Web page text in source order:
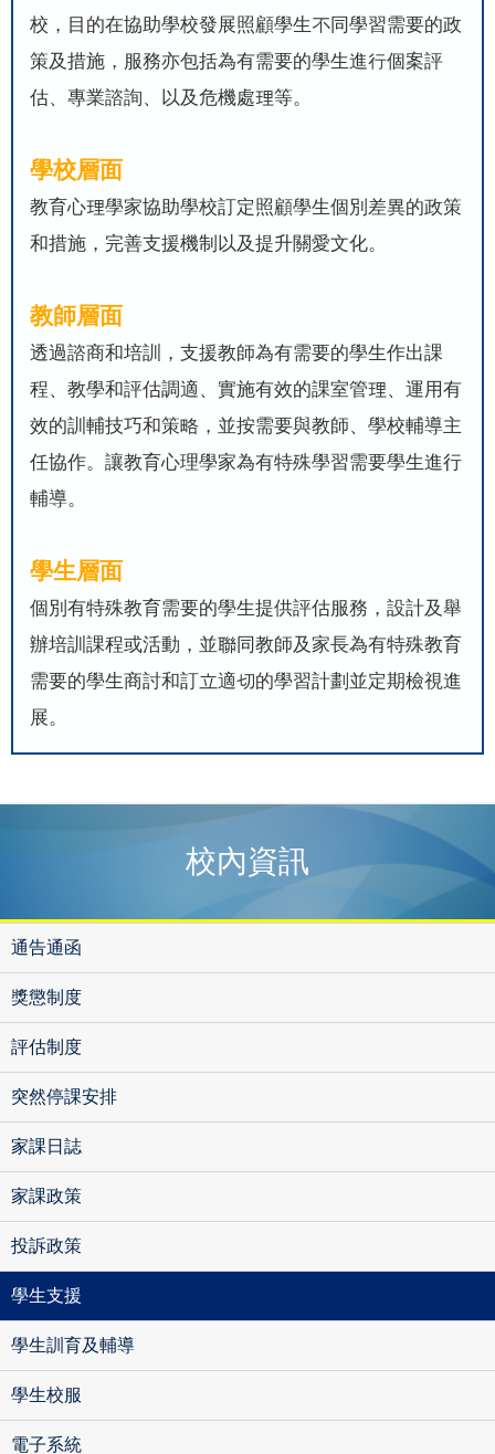
校，目的在協助學校發展照顧學生不同學習需要的政
策及措施，服務亦包括為有需要的學生進行個案評
估、專業諮詢、以及危機處理等。
學校層面
教育心理學家協助學校訂定照顧學生個別差異的政策
和措施，完善支援機制以及提升關愛文化。
教師層面
透過諮商和培訓，支援教師為有需要的學生作出課
程、教學和評估調適、實施有效的課室管理、運用有
效的訓輔技巧和策略，並按需要與教師、學校輔導主
任協作。讓教育心理學家為有特殊學習需要學生進行
輔導。
學生層面
個別有特殊教育需要的學生提供評估服務，設計及舉
辦培訓課程或活動，並聯同教師及家長為有特殊教育
需要的學生商討和訂立適切的學習計劃並定期檢視進
展。
校內資訊
通告通函
獎懲制度
評估制度
突然停課安排
家課日誌
家課政策
投訴政策
學生支援
學生訓育及輔導
學生校服
電子系統